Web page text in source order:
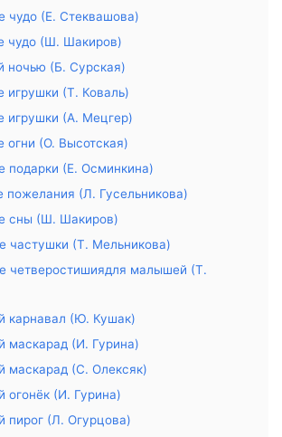
чудо (Е. Стеквашова)
чудо (Ш. Шакиров)
ночью (Б. Сурская)
игрушки (Т. Коваль)
игрушки (А. Мецгер)
огни (О. Высотская)
подарки (Е. Осминкина)
пожелания (Л. Гусельникова)
сны (Ш. Шакиров)
частушки (Т. Мельникова)
четверостишиядля малышей (Т.
карнавал (Ю. Кушак)
маскарад (И. Гурина)
маскарад (С. Олексяк)
огонёк (И. Гурина)
пирог (Л. Огурцова)